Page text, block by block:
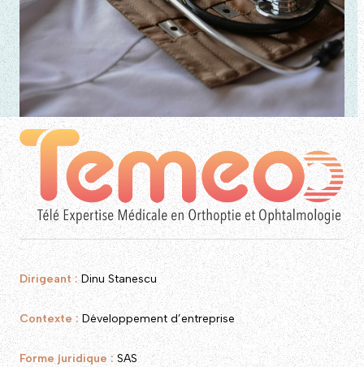
Dirigeant :Dinu Stanescu
Contexte :Développement d’entreprise
Forme juridique :SAS